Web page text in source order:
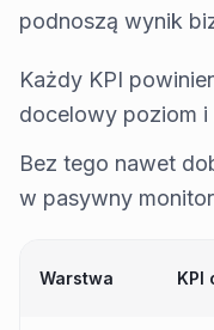
podnoszą wynik
Każdy KPI
docelowy poziom i
Bez tego nawet
w pasywny
Warstwa KPI